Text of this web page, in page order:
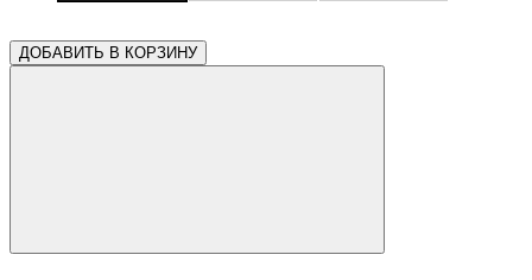
ДОБАВИТЬ В КОРЗИНУ